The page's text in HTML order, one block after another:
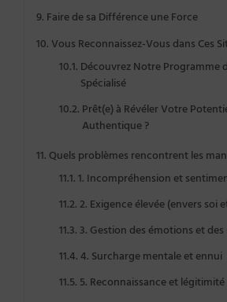
Faire de sa Différence une Force
Vous Reconnaissez-Vous dans Ces
Découvrez Notre Programme
Spécialisé
Prêt(e) à Révéler Votre
Authentique ?
Quels problèmes rencontrent les
1. Incompréhension et
2. Exigence élevée (envers soi
3. Gestion des émotions et
4. Surcharge mentale et ennui
5. Reconnaissance et légitimité